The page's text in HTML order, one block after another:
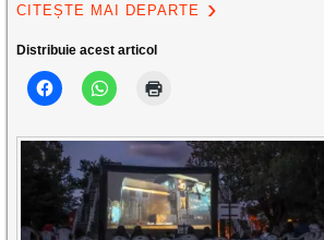
CITEȘTE MAI DEPARTE
Distribuie acest articol